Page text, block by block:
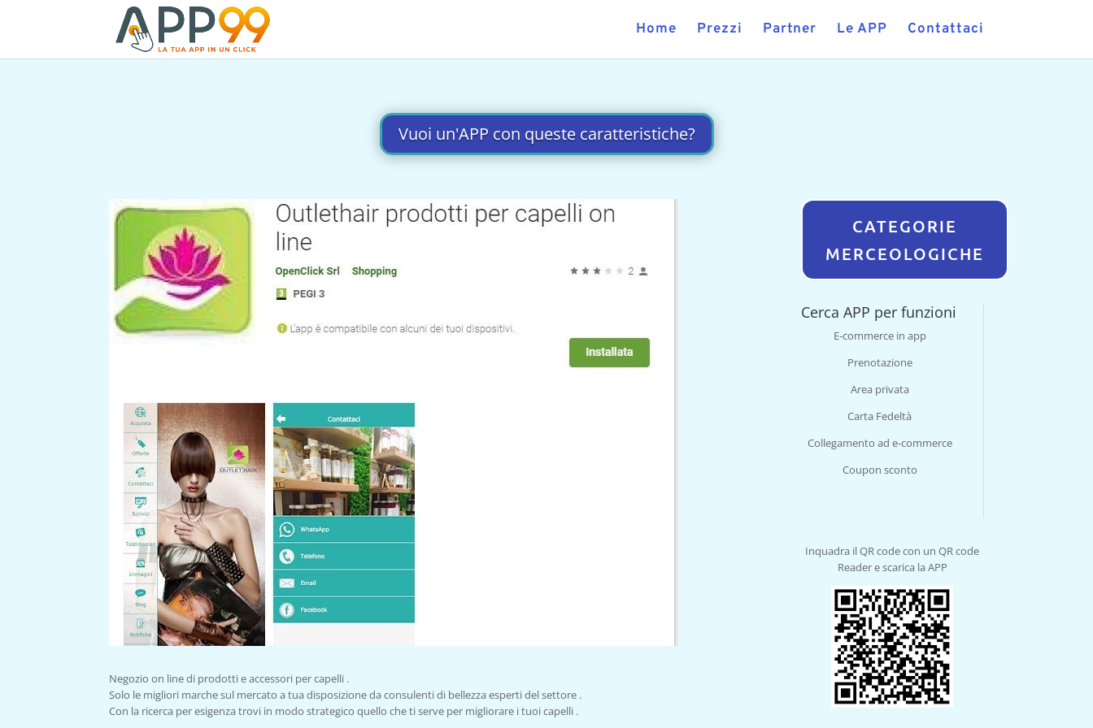
Home Prezzi Partner Le APP Contattaci
Vuoi un'APP con queste caratteristiche?
Negozio on line di prodotti e accessori per capelli .
Solo le migliori marche sul mercato a tua disposizione da consulenti di bellezza esperti del settore .
Con la ricerca per esigenza trovi in modo strategico quello che ti serve per migliorare i tuoi capelli .
CATEGORIE
MERCEOLOGICHE
Cerca APP per funzioni
E-commerce in app
Prenotazione
Area privata
Carta Fedeltà
Collegamento ad e-commerce
Coupon sconto
Inquadra il QR code con un QR code
Reader e scarica la APP